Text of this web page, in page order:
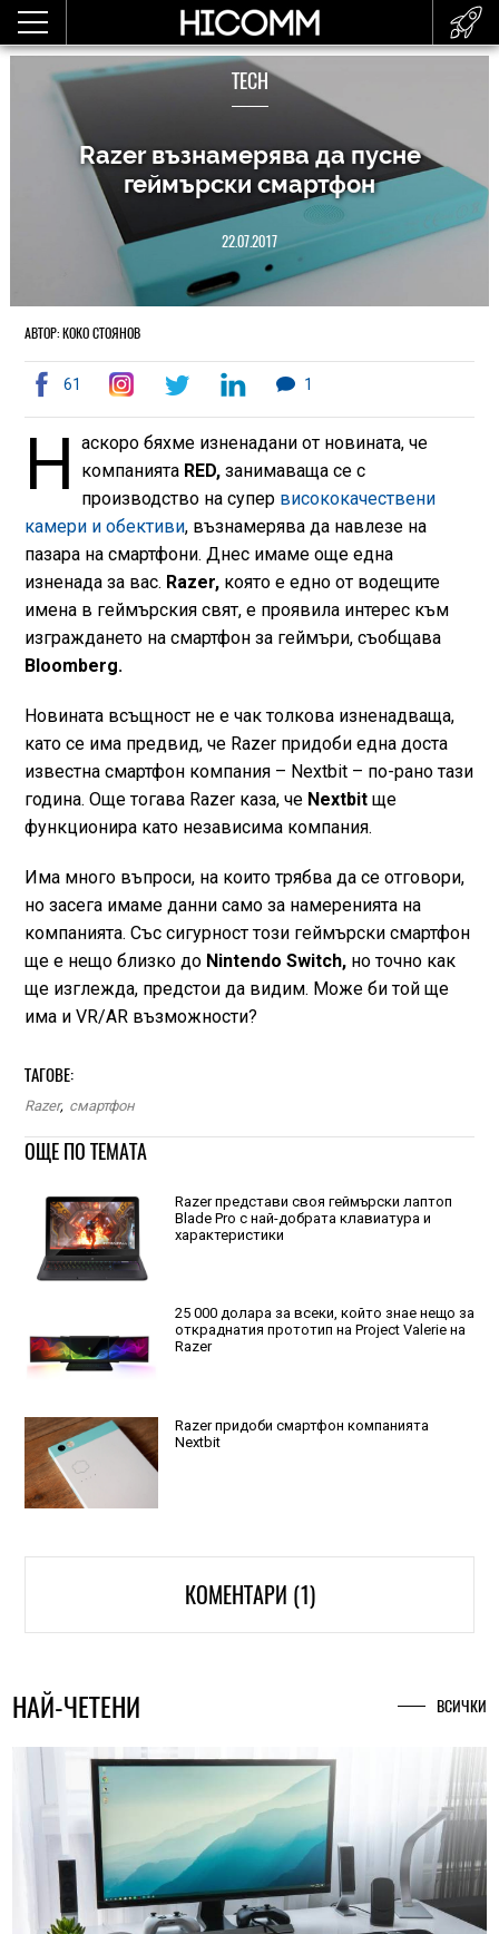
TECH
Razer възнамерява да пусне
геймърски смартфон
22.07.2017
АВТОР: КОКО СТОЯНОВ
61 1
Н аскоро бяхме изненадани от новината, че
компанията RED, занимаваща се с
производство на супер висококачествени
камери и обективи, възнамерява да навлезе на
пазара на смартфони. Днес имаме още една
изненада за вас. Razer,която е едно от водещите
имена в геймърския свят, е проявила интерес към
изграждането на смартфон за геймъри, съобщава
Bloomberg.
Новината всъщност не е чак толкова изненадваща,
като се има предвид, че Razer придоби една доста
известна смартфон компания – Nextbit – по-рано тази
година. Още тогава Razer каза, чеNextbitще
функционира като независима компания.
Има много въпроси, на които трябва да се отговори,
но засега имаме данни само за намеренията на
компанията. Със сигурност този геймърски смартфон
ще е нещо близко до Nintendo Switch,но точно как
ще изглежда, предстои да видим. Може би той ще
има и VR/AR възможности?
ТАГОВЕ:
Razer, смартфон
ОЩЕ ПО ТЕМАТА
Razer представи своя геймърски лаптоп
Blade Pro с най-добрата клавиатура и
характеристики
25 000 долара за всеки, който знае нещо за
откраднатия прототип на Project Valerie на
Razer
Razer придоби смартфон компанията
Nextbit
КОМЕНТАРИ (1)
НАЙ-ЧЕТЕНИ ВСИЧКИ